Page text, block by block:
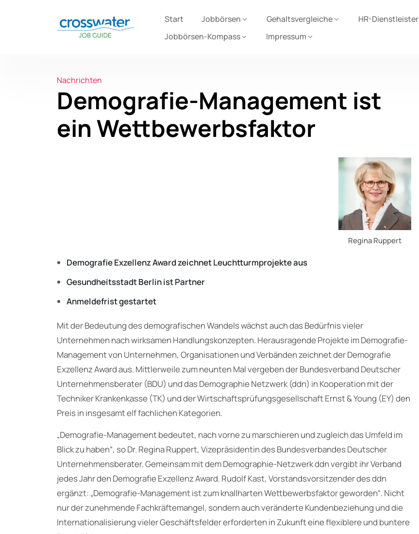
Start Jobbörsen Gehaltsvergleiche HR-Dienstleister
Jobbörsen-Kompass
Impressum
Nachrichten
Demografie-Management ist
ein Wettbewerbsfaktor
Regina Ruppert
Demografie Exzellenz Award zeichnet Leuchtturmprojekte aus
Gesundheitsstadt Berlin ist Partner
Anmeldefrist gestartet
Mit der Bedeutung des demografischen Wandels wächst auch das Bedürfnis vieler
Unternehmen nach wirksamen Handlungskonzepten. Herausragende Projekte im Demografie-
Management von Unternehmen, Organisationen und Verbänden zeichnet der Demografie
Exzellenz Award aus. Mittlerweile zum neunten Mal vergeben der Bundesverband Deutscher
Unternehmensberater (BDU) und das Demographie Netzwerk (ddn) in Kooperation mit der
Techniker Krankenkasse (TK) und der Wirtschaftsprüfungsgesellschaft Ernst & Young (EY) den
Preis in insgesamt elf fachlichen Kategorien.
„Demografie-Management bedeutet, nach vorne zu marschieren und zugleich das Umfeld im
Blick zu haben“, so Dr. Regina Ruppert, Vizepräsidentin des Bundesverbandes Deutscher
Unternehmensberater. Gemeinsam mit dem Demographie-Netzwerk ddn vergibt ihr Verband
jedes Jahr den Demografie Exzellenz Award. Rudolf Kast, Vorstandsvorsitzender des ddn
ergänzt: „Demografie-Management ist zum knallharten Wettbewerbsfaktor geworden“. Nicht
nur der zunehmende Fachkräftemangel, sondern auch veränderte Kundenbeziehung und die
Internationalisierung vieler Geschäftsfelder erforderten in Zukunft eine flexiblere und buntere